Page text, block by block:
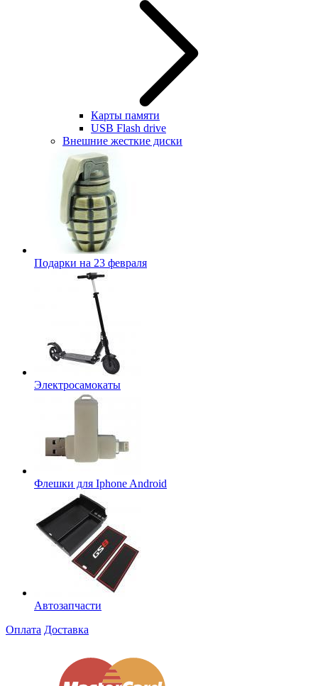
Карты памяти
USB Flash drive
Внешние жесткие диски
Подарки на 23 февраля
Электросамокаты
Флешки для Iphone Android
Автозапчасти
Оплата Доставка